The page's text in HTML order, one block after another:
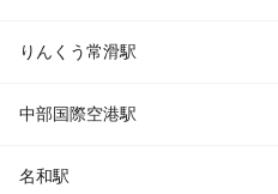
りんくう常滑駅
中部国際空港駅
名和駅